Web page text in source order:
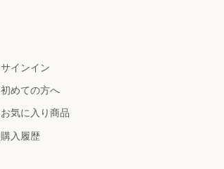
サインイン
初めての方へ
お気に入り商品
購入履歴